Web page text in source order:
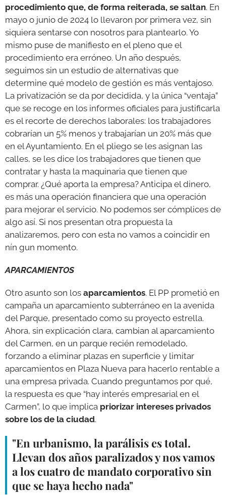
procedimiento que, de forma reiterada, se saltan. En
mayo o junio de 2024 lo llevaron por primera vez, sin
siquiera sentarse con nosotros para plantearlo. Yo
mismo puse de manifiesto en el pleno que el
procedimiento era erróneo. Un año después,
seguimos sin un estudio de alternativas que
determine qué modelo de gestión es más ventajoso.
La privatización se da por decidida, y la única “ventaja”
que se recoge en los informes oficiales para justificarla
es el recorte de derechos laborales: los trabajadores
cobrarían un 5% menos y trabajarían un 20% más que
en el Ayuntamiento. En el pliego se les asignan las
calles, se les dice los trabajadores que tienen que
contratar y hasta la maquinaria que tienen que
comprar. ¿Qué aporta la empresa? Anticipa el dinero,
es más una operación financiera que una operación
para mejorar el servicio. No podemos ser cómplices de
algo así. Si nos presentan otra propuesta la
analizaremos, pero con esta no vamos a coincidir en
nín gun momento.
APARCAMIENTOS
Otro asunto son los aparcamientos. El PP prometió en
campaña un aparcamiento subterráneo en la avenida
del Parque, presentado como su proyecto estrella.
Ahora, sin explicación clara, cambian al aparcamiento
del Carmen, en un parque recién remodelado,
forzando a eliminar plazas en superficie y limitar
aparcamientos en Plaza Nueva para hacerlo rentable a
una empresa privada. Cuando preguntamos por qué,
la respuesta es que “hay interés empresarial en el
Carmen”, lo que implica priorizar intereses privados
sobre los de la ciudad.
"En urbanismo, la parálisis es total.
Llevan dos años paralizados y nos vamos
a los cuatro de mandato corporativo sin
que se haya hecho nada"